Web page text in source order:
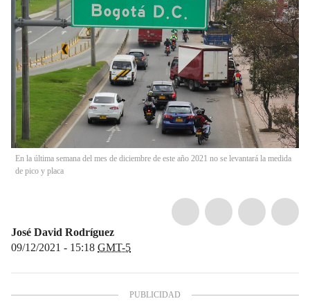
En la última semana del mes de diciembre de este año 2021 no se levantará la medida
de pico y placa
José David Rodríguez
09/12/2021 - 15:18 GMT-5